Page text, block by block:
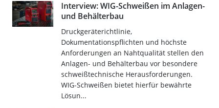
Interview: WIG-Schweißen im Anlagen-
und Behälterbau
Druckgeräterichtlinie,
Dokumentationspflichten und höchste
Anforderungen an Nahtqualität stellen den
Anlagen- und Behälterbau vor besondere
schweißtechnische Herausforderungen.
WIG-Schweißen bietet hierfür bewährte
Lösun...